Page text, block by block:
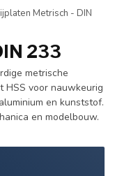
Metrisch - DIN
233
metrische
HSS voor nauwkeurig
en kunststof.
en modelbouw.